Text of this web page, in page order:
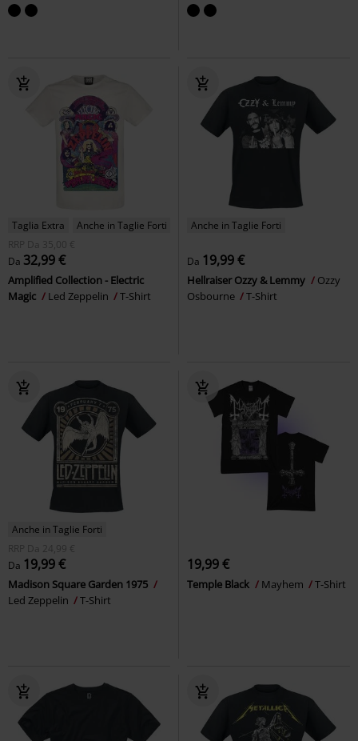
Taglia Extra
Anche in Taglie Forti
RRP
Da
35,00 €
Da 32,99 €
Amplified Collection - Electric
Magic
Led Zeppelin T-Shirt
Anche in Taglie Forti
Da 19,99 €
Hellraiser Ozzy & Lemmy
Ozzy
Osbourne
T-Shirt
Anche in Taglie Forti
RRP
Da 24,99 €
Da 19,99 €
Madison Square Garden 1975
Led Zeppelin
T-Shirt
19,99 €
Temple Black Mayhem T-Shirt